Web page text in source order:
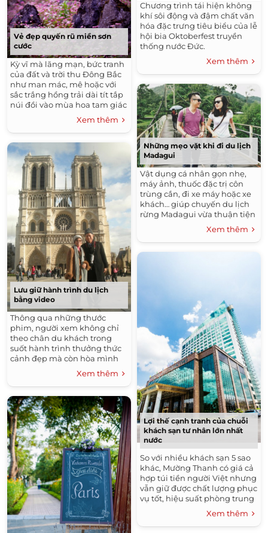
Vẻ đẹp quyến rũ miền sơn
cước
Kỳ vĩ mà lãng mạn, bức tranh
của đất và trời thu Đông Bắc
như man mác, mê hoặc với
sắc trắng hồng trải dài tít tắp
núi đồi vào mùa hoa tam giác
Xem thêm
Lưu giữ hành trình du lịch
bằng video
Thông qua những thước
phim, người xem không chỉ
theo chân du khách trong
suốt hành trình thưởng thức
cảnh đẹp mà còn hòa mình
vào không khí của chuyến đi
Xem thêm
Chương trình tái hiện không
khí sôi động và đậm chất văn
hóa đặc trưng tiêu biểu của lễ
hội bia Oktoberfest truyền
thống nước Đức.
Xem thêm
Những mẹo vặt khi đi du lịch
Madagui
Vật dụng cá nhân gọn nhẹ,
máy ảnh, thuốc đặc trị côn
trùng cắn, đi xe máy hoặc xe
khách… giúp chuyến du lịch
rừng Madagui vừa thuận tiện
Xem thêm
Lợi thế cạnh tranh của chuỗi
khách sạn tư nhân lớn nhất
nước
So với nhiều khách sạn 5 sao
khác, Mường Thanh có giá cả
hợp túi tiền người Việt nhưng
vẫn giữ được chất lượng phục
vụ tốt, hiệu suất phòng trung
Xem thêm